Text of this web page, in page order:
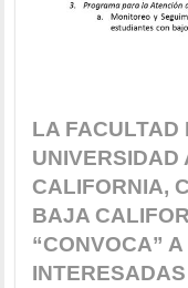
LA FACULTAD
UNIVERSIDAD
CALIFORNIA,
BAJA
“CONVOCA”